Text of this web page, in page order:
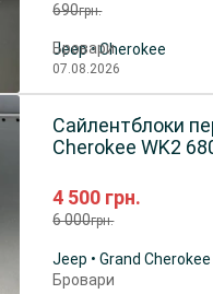
690грн.
Jeep • Cherokee
Бровари
07.08.2026
4 500 грн.
6 000грн.
Сайлентблоки
Cherokee WK2
Jeep • Grand Cherokee
Бровари